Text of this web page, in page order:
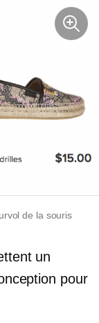
de la souris
un
pour